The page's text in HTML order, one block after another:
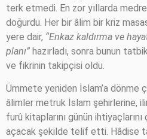
terk etmedi. En zor yıllarda
doğurdu. Her bir âlim bir kriz
yere dair, “Enkaz kaldırma ve
planı” hazırladı, sonra bunun
ve fikrinin takipçisi oldu.
Ümmete yeniden İslam’a dönme
âlimler metruk İslam şehirlerine,
furû kitaplarını günün
açacak şekilde telif etti. Hâdise